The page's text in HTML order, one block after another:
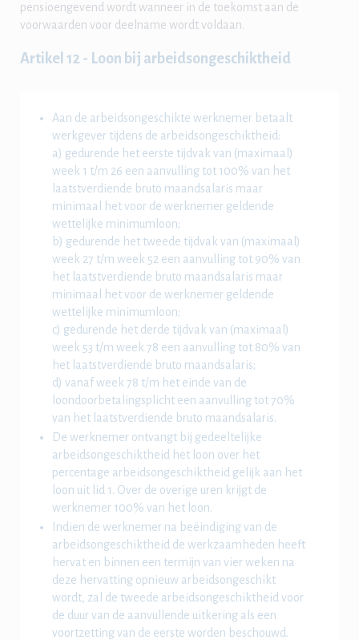
pensioengevend wordt wanneer in de toekomst aan de
voorwaarden voor deelname wordt voldaan.
Artikel 12 - Loon bij arbeidsongeschiktheid
Aan de arbeidsongeschikte werknemer betaalt
werkgever tijdens de arbeidsongeschiktheid:
a) gedurende het eerste tijdvak van (maximaal)
week 1 t/m 26 een aanvulling tot 100% van het
laatstverdiende bruto maandsalaris maar
minimaal het voor de werknemer geldende
wettelijke minimumloon;
b) gedurende het tweede tijdvak van (maximaal)
week 27 t/m week 52 een aanvulling tot 90% van
het laatstverdiende bruto maandsalaris maar
minimaal het voor de werknemer geldende
wettelijke minimumloon;
c) gedurende het derde tijdvak van (maximaal)
week 53 t/m week 78 een aanvulling tot 80% van
het laatstverdiende bruto maandsalaris;
d) vanaf week 78 t/m het einde van de
loondoorbetalingsplicht een aanvulling tot 70%
van het laatstverdiende bruto maandsalaris.
De werknemer ontvangt bij gedeeltelijke
arbeidsongeschiktheid het loon over het
percentage arbeidsongeschiktheid gelijk aan het
loon uit lid 1. Over de overige uren krijgt de
werknemer 100% van het loon.
Indien de werknemer na beëindiging van de
arbeidsongeschiktheid de werkzaamheden heeft
hervat en binnen een termijn van vier weken na
deze hervatting opnieuw arbeidsongeschikt
wordt, zal de tweede arbeidsongeschiktheid voor
de duur van de aanvullende uitkering als een
voortzetting van de eerste worden beschouwd.